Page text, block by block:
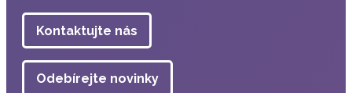
Kontaktujte nás
Odebírejte novinky